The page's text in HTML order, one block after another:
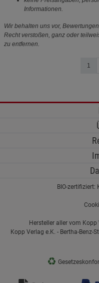
Informationen.
Wir behalten uns vor,
Recht verstoßen, ganz oder
zu entfernen.
1
BIO-zertifiziert:
Hersteller aller vom Kopp
Kopp Verlag e.K. - Bertha-Benz-
♻